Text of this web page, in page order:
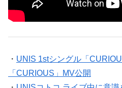
・ UNIS 1stシングル「
「CURIOUS」MV公開